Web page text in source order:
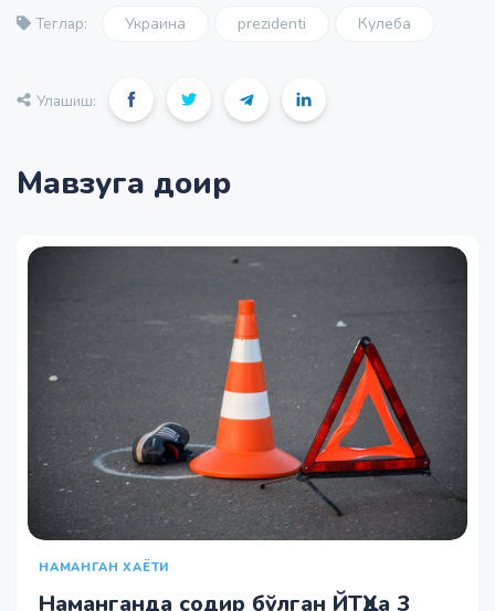
Теглар: Украина prezidenti Кулеба
Улашиш:
Мавзуга доир
НАМАНГАН ХАЁТИ
Наманганда содир бўлган ЙТҲда 3